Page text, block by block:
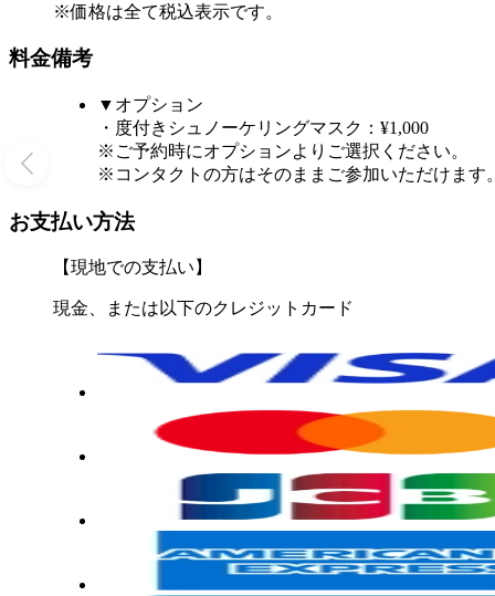
※価格は全て税込表示です。
料金備考
▼オプション
・度付きシュノーケリングマスク：¥1,000
※ご予約時にオプションよりご選択ください。
※コンタクトの方はそのままご参加いただけます
お支払い方法
【現地での支払い】
現金、または以下のクレジットカード